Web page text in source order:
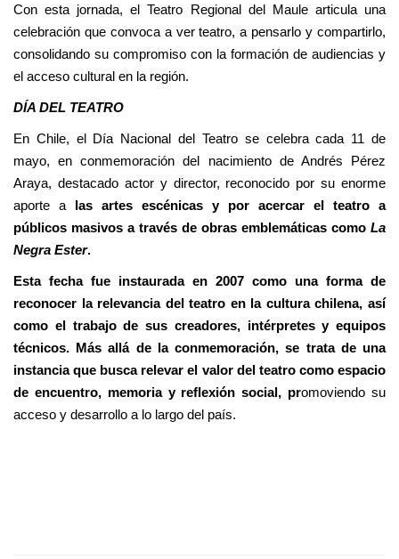
Con esta jornada, el Teatro Regional del Maule articula una
celebración que convoca a ver teatro, a pensarlo y compartirlo,
consolidando su compromiso con la formación de audiencias y
el acceso cultural en la región.
DÍA DEL TEATRO
En Chile, el Día Nacional del Teatro se celebra cada 11 de
mayo, en conmemoración del nacimiento de Andrés Pérez
Araya, destacado actor y director, reconocido por su enorme
aporte a las artes escénicas y por acercar el teatro a
públicos masivos a través de obras emblemáticas como La
Negra Ester.
Esta fecha fue instaurada en 2007 como una forma de
reconocer la relevancia del teatro en la cultura chilena, así
como el trabajo de sus creadores, intérpretes y equipos
técnicos. Más allá de la conmemoración, se trata de una
instancia que busca relevar el valor del teatro como espacio
de encuentro, memoria y reflexión social, promoviendo su
acceso y desarrollo a lo largo del país.